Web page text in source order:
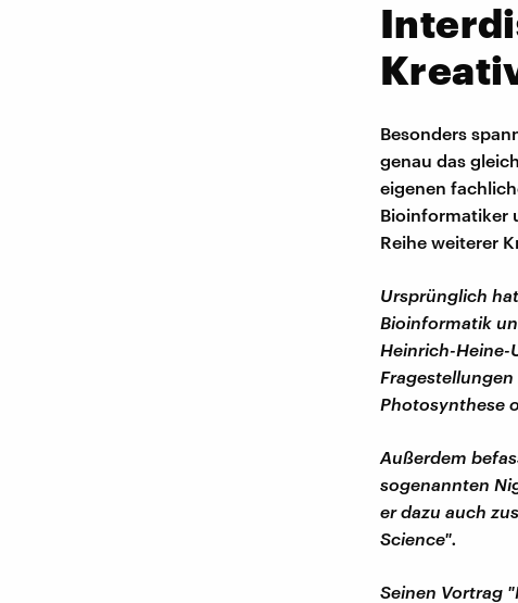
Besonders
genau das
eigenen
Bioinformatiker
Reihe weiterer
Ursprünglich hat
Bioinformatik
Heinrich-Heine-
Photosynthese
Außerdem
sogenannten
er dazu auch
Science".
Seinen Vortrag